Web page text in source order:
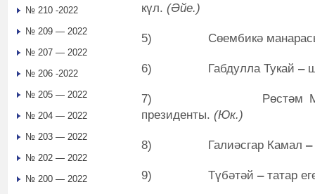
күл. (Әйе.)
5) Сөембикә манарасы
6) Габдулла Тукай ‒
7) Рөстәм
президенты. (Юк.)
8) Галиәсгар Камал ‒
9) Түбәтәй ‒ татар
№ 210 -2022
№ 209 — 2022
№ 207 — 2022
№ 206 -2022
№ 205 — 2022
№ 204 — 2022
№ 203 — 2022
№ 202 — 2022
№ 200 — 2022